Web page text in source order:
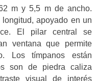
m y 5,5 m de ancho.
apoyado en un
El pilar central se
ventana que permite
Los tímpanos están
son de piedra caliza
visual de interés